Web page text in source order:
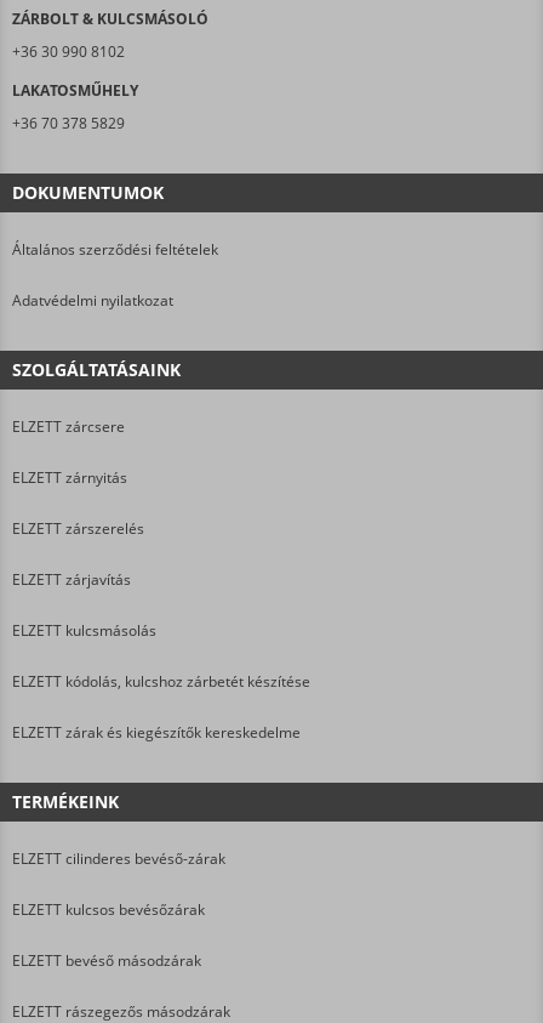
ZÁRBOLT & KULCSMÁSOLÓ
+36 30 990 8102
LAKATOSMŰHELY
+36 70 378 5829
DOKUMENTUMOK
Általános szerződési feltételek
Adatvédelmi nyilatkozat
SZOLGÁLTATÁSAINK
ELZETT zárcsere
ELZETT zárnyitás
ELZETT zárszerelés
ELZETT zárjavítás
ELZETT kulcsmásolás
ELZETT kódolás, kulcshoz zárbetét készítése
ELZETT zárak és kiegészítők kereskedelme
TERMÉKEINK
ELZETT cilinderes bevéső-zárak
ELZETT kulcsos bevésőzárak
ELZETT bevéső másodzárak
ELZETT rászegezős másodzárak